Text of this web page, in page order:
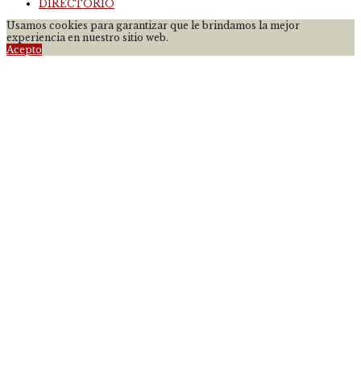
DIRECTORIO
Usamos cookies para garantizar que le brindamos la mejor
experiencia en nuestro sitio web.
Acepto